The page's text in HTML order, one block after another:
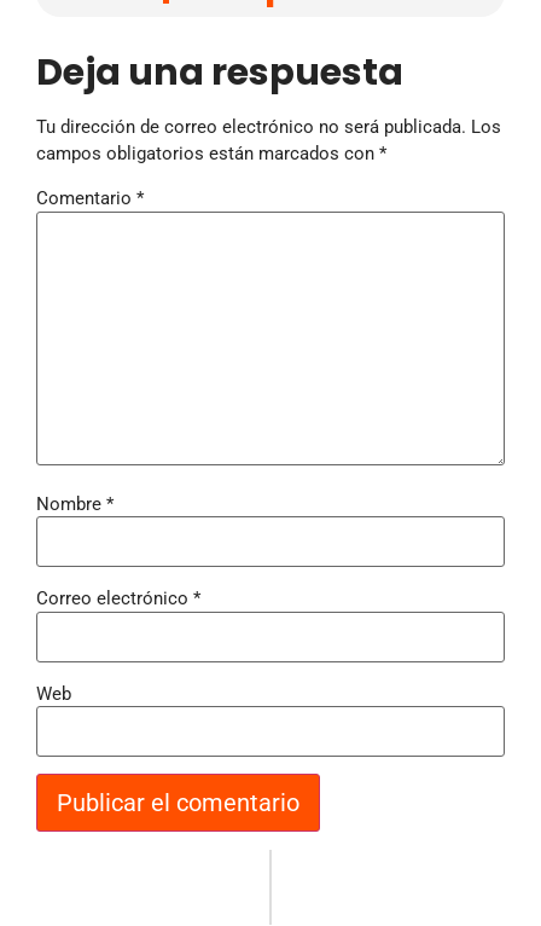
Deja una respuesta
Tu dirección de correo electrónico no será publicada. Los
campos obligatorios están marcados con *
Comentario *
Nombre *
Correo electrónico *
Web